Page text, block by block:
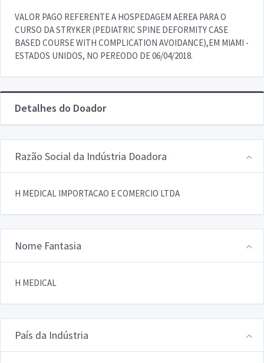
VALOR PAGO REFERENTE A HOSPEDAGEM AEREA PARA O
CURSO DA STRYKER (PEDIATRIC SPINE DEFORMITY CASE
BASED COURSE WITH COMPLICATION AVOIDANCE),EM MIAMI -
ESTADOS UNIDOS, NO PEREODO DE 06/04/2018.
Detalhes do Doador
Razão Social da Indústria Doadora
H MEDICAL IMPORTACAO E COMERCIO LTDA
Nome Fantasia
H MEDICAL
País da Indústria